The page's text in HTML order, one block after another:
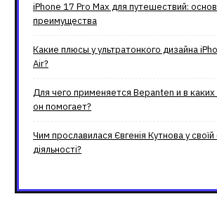
iPhone 17 Pro Max для путешествий:
преимущества
Какие плюсы у ультратонкого дизайна
Air?
Для чего применяется Bepanten и в каких
он помогает?
Чим прославилася Євгенія Кутнова у
діяльності?